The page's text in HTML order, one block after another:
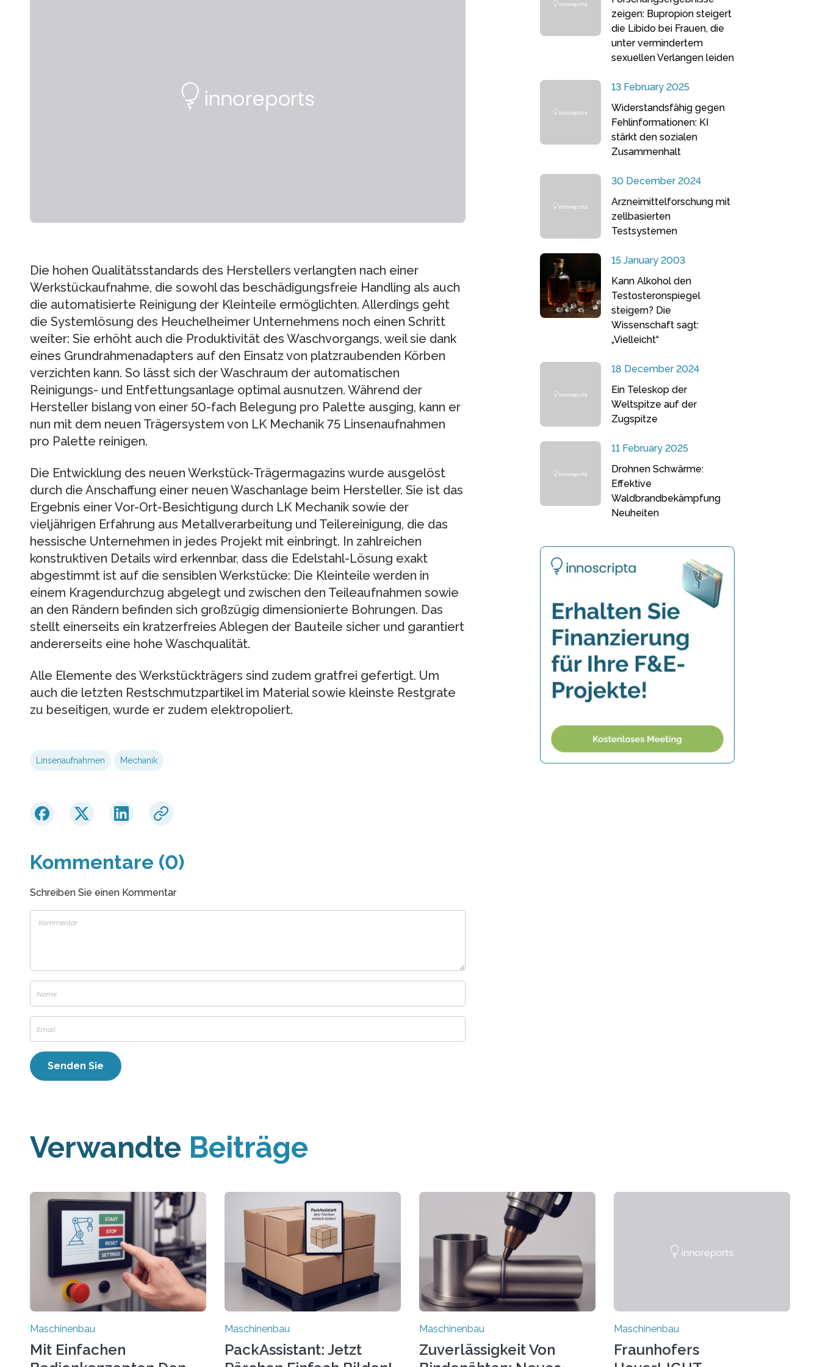
Die hohen Qualitätsstandards des Herstellers verlangten nach einer
Werkstückaufnahme, die sowohl das beschädigungsfreie Handling als auch
die automatisierte Reinigung der Kleinteile ermöglichten. Allerdings geht
die Systemlösung des Heuchelheimer Unternehmens noch einen Schritt
weiter: Sie erhöht auch die Produktivität des Waschvorgangs, weil sie dank
eines Grundrahmenadapters auf den Einsatz von platzraubenden Körben
verzichten kann. So lässt sich der Waschraum der automatischen
Reinigungs- und Entfettungsanlage optimal ausnutzen. Während der
Hersteller bislang von einer 50-fach Belegung pro Palette ausging, kann er
nun mit dem neuen Trägersystem von LK Mechanik 75 Linsenaufnahmen
pro Palette reinigen.
Die Entwicklung des neuen Werkstück-Trägermagazins wurde ausgelöst
durch die Anschaffung einer neuen Waschanlage beim Hersteller. Sie ist das
Ergebnis einer Vor-Ort-Besichtigung durch LK Mechanik sowie der
vieljährigen Erfahrung aus Metallverarbeitung und Teilereinigung, die das
hessische Unternehmen in jedes Projekt mit einbringt. In zahlreichen
konstruktiven Details wird erkennbar, dass die Edelstahl-Lösung exakt
abgestimmt ist auf die sensiblen Werkstücke: Die Kleinteile werden in
einem Kragendurchzug abgelegt und zwischen den Teileaufnahmen sowie
an den Rändern befinden sich großzügig dimensionierte Bohrungen. Das
stellt einerseits ein kratzerfreies Ablegen der Bauteile sicher und garantiert
andererseits eine hohe Waschqualität.
Alle Elemente des Werkstückträgers sind zudem gratfrei gefertigt. Um
auch die letzten Restschmutzpartikel im Material sowie kleinste Restgrate
zu beseitigen, wurde er zudem elektropoliert.
Linsenaufnahmen Mechanik
Kommentare (0)
Schreiben Sie einen Kommentar
zeigen: Bupropion steigert
die Libido bei Frauen, die
unter vermindertem
sexuellen Verlangen leiden
13 February 2025
Widerstandsfähig gegen
Fehlinformationen: KI
stärkt den sozialen
Zusammenhalt
30 December 2024
Arzneimittelforschung mit
zellbasierten
Testsystemen
15 January 2003
Kann Alkohol den
Testosteronspiegel
steigern? Die
Wissenschaft sagt:
„Vielleicht“
18 December 2024
Ein Teleskop der
Weltspitze auf der
Zugspitze
11 February 2025
Drohnen Schwärme:
Effektive
Waldbrandbekämpfung
Neuheiten
Verwandte Beiträge
Maschinenbau
Mit Einfachen
Maschinenbau
PackAssistant: Jetzt
Maschinenbau
Zuverlässigkeit Von
Maschinenbau
Fraunhofers